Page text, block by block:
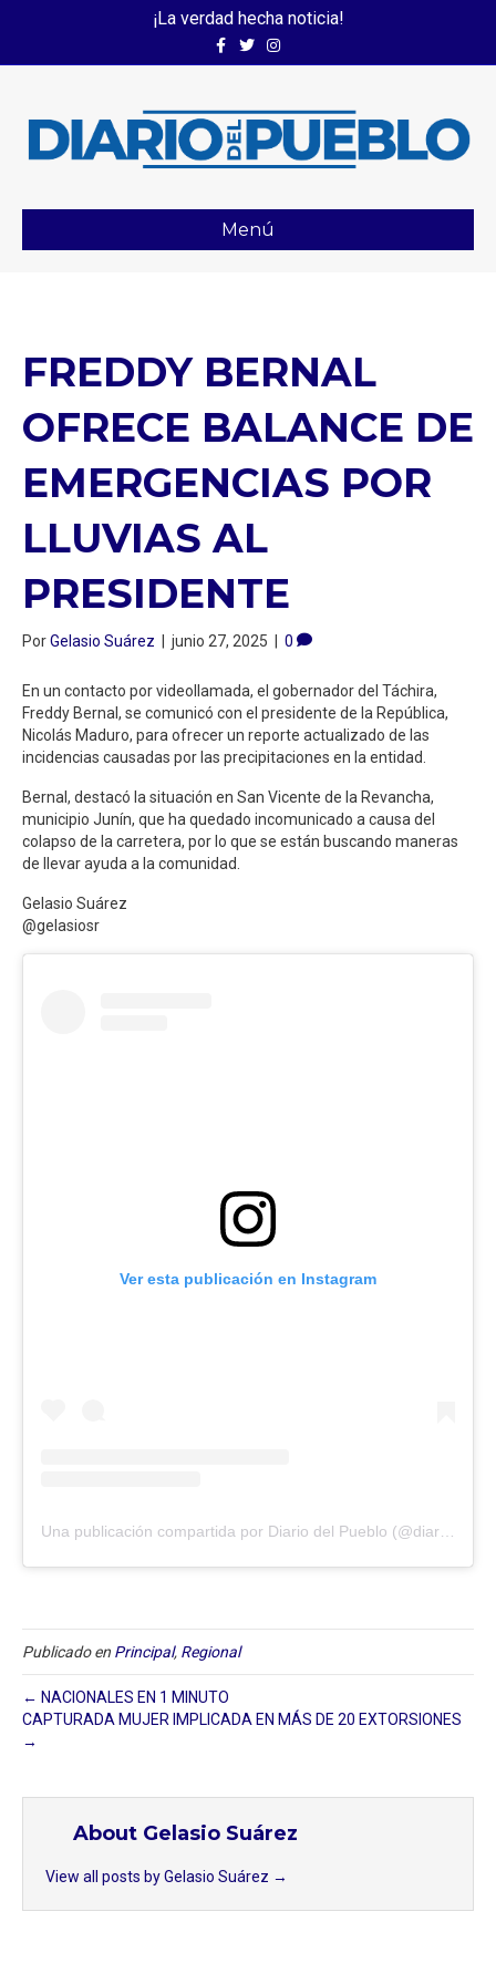
¡La verdad hecha noticia!
FacebookTwitterInstagram
Menú
FREDDY BERNAL
OFRECE BALANCE DE
EMERGENCIAS POR
LLUVIAS AL
PRESIDENTE
PorGelasio Suárez | junio 27, 2025 | 0
En un contacto por videollamada, el gobernador del Táchira,
Freddy Bernal, se comunicó con el presidente de la República,
Nicolás Maduro, para ofrecer un reporte actualizado de las
incidencias causadas por las precipitaciones en la entidad.
Bernal, destacó la situación en San Vicente de la Revancha,
municipio Junín, que ha quedado incomunicado a causa del
colapso de la carretera, por lo que se están buscando maneras
de llevar ayuda a la comunidad.
Gelasio Suárez
@gelasiosr
Ver esta publicación en Instagram
Publicado en Principal, Regional
← NACIONALES EN 1 MINUTO
CAPTURADA MUJER IMPLICADA EN MÁS DE 20 EXTORSIONES
→
About Gelasio Suárez
View all posts by Gelasio Suárez →